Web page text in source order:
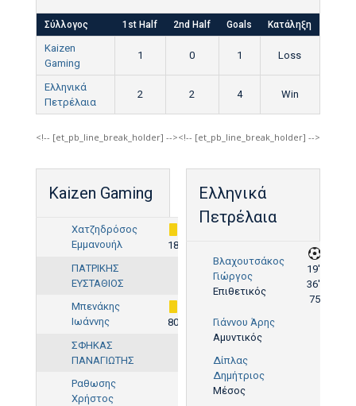
Σύλλογος 1st Half 2nd Half Goals Κατάληξη
Kaizen
Gaming
1 0 1 Loss
Ελληνικά
Πετρέλαια
2 2 4 Win
<!-- [et_pb_line_break_holder] --><!-- [et_pb_line_break_holder] -->
Kaizen Gaming
Χατζηδρόσος
Εμμανουήλ
18'
ΠΑΤΡΙΚΗΣ
ΕΥΣΤΑΘΙΟΣ
Μπενάκης
Ιωάννης
80'
ΣΦΗΚΑΣ
ΠΑΝΑΓΙΩΤΗΣ
Ραθωσης
Χρήστος
Ελληνικά
Πετρέλαια
Βλαχουτσάκος
Γιώργος
Επιθετικός
19',
36',
75'
Γιάννου Άρης
Αμυντικός
Δίπλας
Δημήτριος
Μέσος